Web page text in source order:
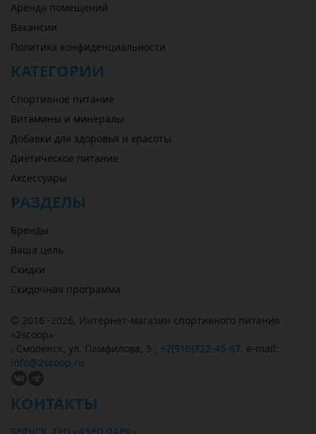
Аренда помещений
Вакансии
Политика конфиденциальности
КАТЕГОРИИ
Спортивное питание
Витамины и минералы
Добавки для здоровья и красоты
Диетическое питание
Аксессуары
РАЗДЕЛЫ
Бренды
Ваша цель
Скидки
Скидочная программа
© 2016 -2026, Интернет-магазин спортивного питания
«2scoop»
, Смоленск, ул. Памфилова, 5 , +7(910)722-45-67, e-mail:
info@2scoop.ru
КОНТАКТЫ